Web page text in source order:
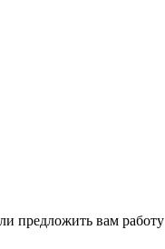
предложить вам работу